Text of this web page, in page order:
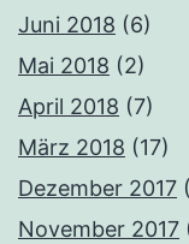
Juni 2018 (6)
Mai 2018 (2)
April 2018 (7)
März 2018 (17)
Dezember 2017
November 2017